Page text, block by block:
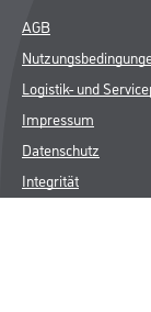
AGB
Logistik- und
Impressum
Datenschutz
Integrität